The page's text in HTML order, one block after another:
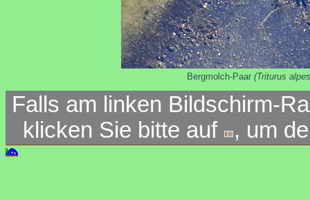
Bergmolch-Paar (Triturus
Falls am linken Bildschirm-
klicken Sie bitte auf
, um